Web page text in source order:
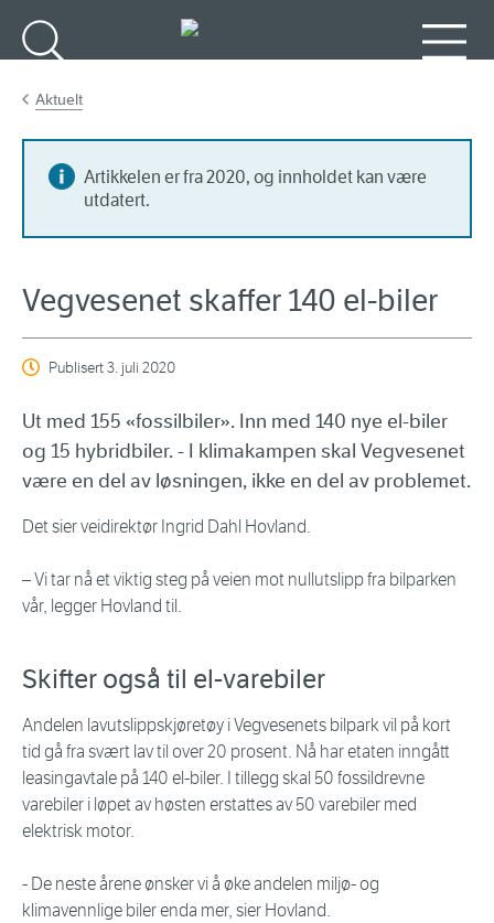
Aktuelt
Artikkelen er fra 2020, og innholdet kan være
utdatert.
Vegvesenet skaffer 140 el-biler
Publisert3. juli 2020
Ut med 155 «fossilbiler». Inn med 140 nye el-biler
og 15 hybridbiler. - I klimakampen skal Vegvesenet
være en del av løsningen, ikke en del av problemet.
Det sier veidirektør Ingrid Dahl Hovland.
– Vi tar nå et viktig steg på veien mot nullutslipp fra bilparken
vår, legger Hovland til.
Skifter også til el-varebiler
Andelen lavutslippskjøretøy i Vegvesenets bilpark vil på kort
tid gå fra svært lav til over 20 prosent. Nå har etaten inngått
leasingavtale på 140 el-biler. I tillegg skal 50 fossildrevne
varebiler i løpet av høsten erstattes av 50 varebiler med
elektrisk motor.
- De neste årene ønsker vi å øke andelen miljø- og
klimavennlige biler enda mer, sier Hovland.